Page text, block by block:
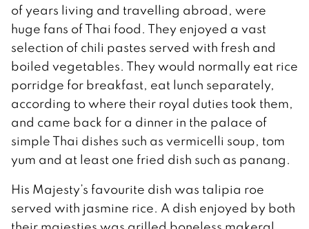
of years living and travelling abroad, were
huge fans of Thai food. They enjoyed a vast
selection of chili pastes served with fresh and
boiled vegetables. They would normally eat rice
porridge for breakfast, eat lunch separately,
according to where their royal duties took them,
and came back for a dinner in the palace of
simple Thai dishes such as vermicelli soup, tom
yum and at least one fried dish such as panang.
His Majesty’s favourite dish was talipia roe
served with jasmine rice. A dish enjoyed by both